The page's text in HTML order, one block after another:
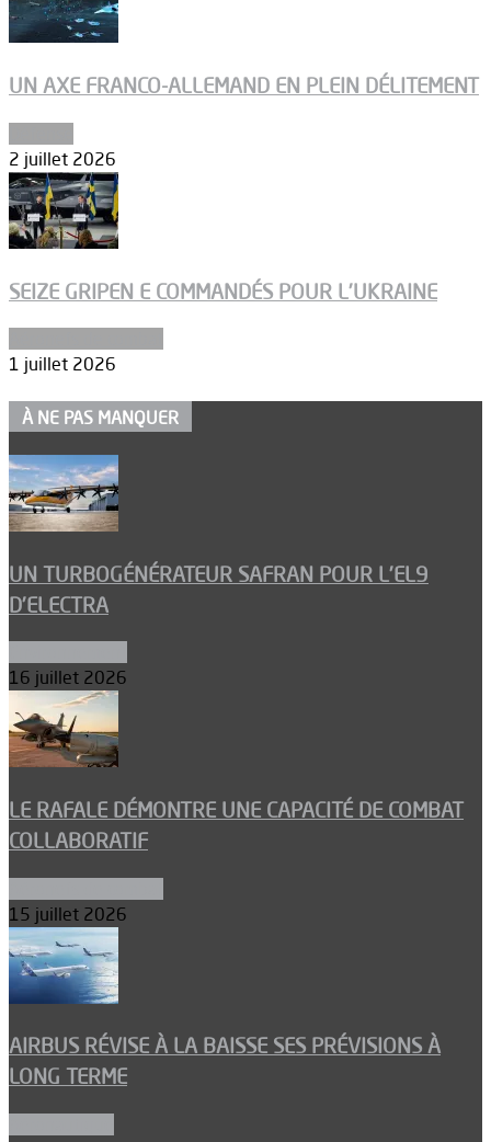
UN AXE FRANCO-ALLEMAND EN PLEIN DÉLITEMENT
2 juillet 2026
SEIZE GRIPEN E COMMANDÉS POUR L’UKRAINE
1 juillet 2026
À NE PAS MANQUER
UN TURBOGÉNÉRATEUR SAFRAN POUR L’EL9
D’ELECTRA
16 juillet 2026
LE RAFALE DÉMONTRE UNE CAPACITÉ DE COMBAT
COLLABORATIF
15 juillet 2026
AIRBUS RÉVISE À LA BAISSE SES PRÉVISIONS À
LONG TERME